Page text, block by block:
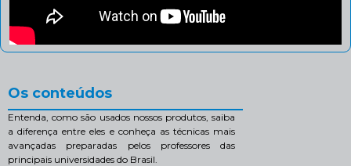
Os conteúdos
Entenda, como são usados nossos produtos, saiba
a diferença entre eles e conheça as técnicas mais
avançadas preparadas pelos professores das
principais universidades do Brasil.